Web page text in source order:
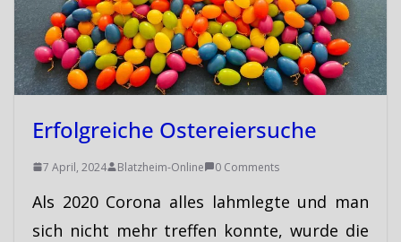
Erfolgreiche Ostereiersuche
7 April, 2024 Blatzheim-Online 0 Comments
Als 2020 Corona alles lahmlegte und man
sich nicht mehr treffen konnte, wurde die